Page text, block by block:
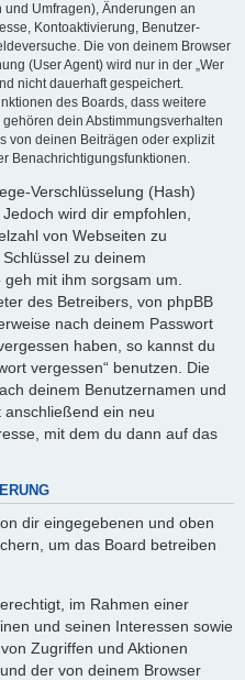
Umfragen), Änderungen an
Kontoaktivierung, Benutzer-
Die von deinem Browser
(User Agent) wird nur in der „Wer
nicht dauerhaft gespeichert.
des Boards, dass weitere
dein Abstimmungsverhalten
von deinen Beiträgen oder explizit
Benachrichtigungsfunktionen.
Verschlüsselung (Hash)
wird dir empfohlen,
von Webseiten zu
zu deinem
mit ihm sorgsam um.
des Betreibers, von phpBB
nach deinem Passwort
haben, so kannst du
vergessen“ benutzen. Die
deinem Benutzernamen und
ein neu
mit dem du dann auf das
dir eingegebenen und oben
um das Board betreiben
im Rahmen einer
und seinen Interessen sowie
Zugriffen und Aktionen
der von deinem Browser